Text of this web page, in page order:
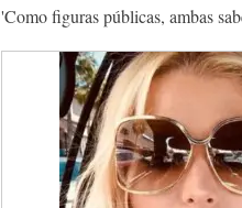
'Como figuras públicas, ambas